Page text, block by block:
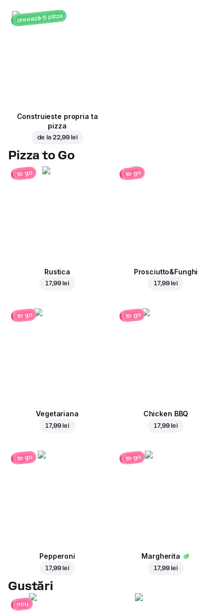
creează-ți pizza
Construieste propria ta
pizza
de la 22,99 lei
Pizza to Go
to go
Rustica
17,99 lei
to go
Prosciutto&Funghi
17,99 lei
to go
Vegetariana
17,99 lei
to go
Chicken BBQ
17,99 lei
to go
Pepperoni
17,99 lei
to go
Margherita
17,99 lei
Gustări
nou